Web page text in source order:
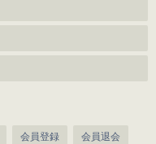
会員登録 会員退会